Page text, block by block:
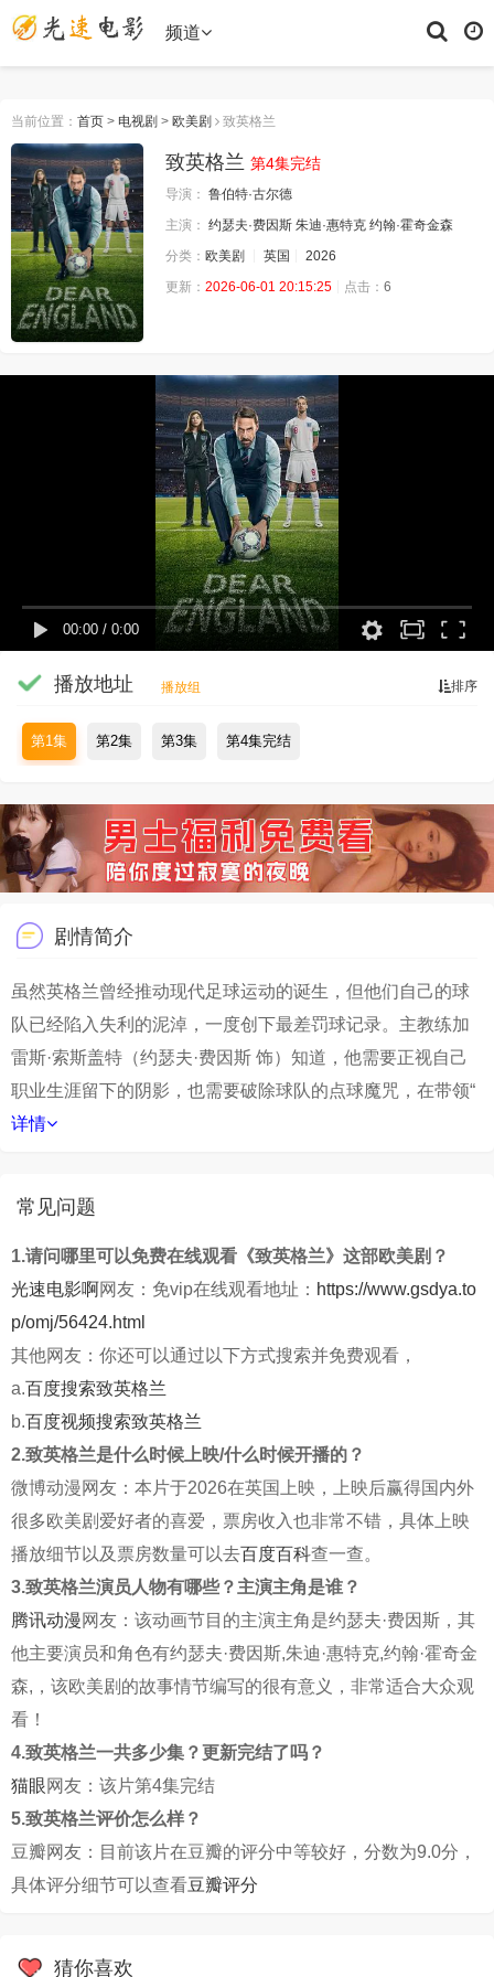
频道
当前位置： 首页 > 电视剧 > 欧美剧 致英格兰
致英格兰 第4集完结
导演： 鲁伯特·古尔德
主演： 约瑟夫·费因斯 朱迪·惠特克 约翰·霍奇金森
分类： 欧美剧 英国
2026
更新： 2026-06-01 20:15:25 点击： 6
00:00 / 0:00
排序
播放地址 播放组
第1集 第2集 第3集 第4集完结
剧情简介
虽然英格兰曾经推动现代足球运动的诞生，但他们自己的球
队已经陷入失利的泥淖，一度创下最差罚球记录。主教练加
雷斯·索斯盖特（约瑟夫·费因斯 饰）知道，他需要正视自己
职业生涯留下的阴影，也需要破除球队的点球魔咒，在带领“
详情
常见问题
1.请问哪里可以免费在线观看《致英格兰》这部欧美剧？
光速电影啊网友：免vip在线观看地址： https://www.gsdya.to
p/omj/56424.html
其他网友：你还可以通过以下方式搜索并免费观看，
a.百度搜索致英格兰
b.百度视频搜索致英格兰
2.致英格兰是什么时候上映/什么时候开播的？
微博动漫网友：本片于2026在英国上映，上映后赢得国内外
很多欧美剧爱好者的喜爱，票房收入也非常不错，具体上映
播放细节以及票房数量可以去百度百科查一查。
3.致英格兰演员人物有哪些？主演主角是谁？
腾讯动漫网友：该动画节目的主演主角是约瑟夫·费因斯，其
他主要演员和角色有约瑟夫·费因斯,朱迪·惠特克,约翰·霍奇金
森,，该欧美剧的故事情节编写的很有意义，非常适合大众观
看！
4.致英格兰一共多少集？更新完结了吗？
猫眼网友：该片第4集完结
5.致英格兰评价怎么样？
豆瓣网友：目前该片在豆瓣的评分中等较好，分数为9.0分，
具体评分细节可以查看豆瓣评分
猜你喜欢